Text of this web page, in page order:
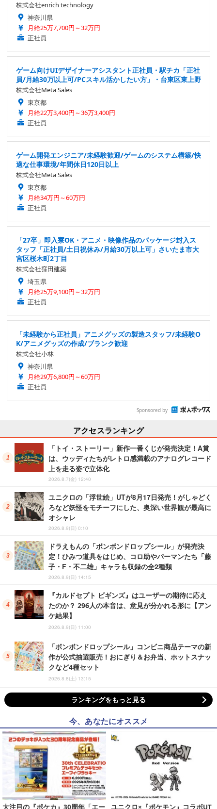
株式会社enrich technology
神奈川県
月給25万7,700円～32万円
正社員
ゲーム向けUIデザイナーアシスタント正社員・駅チカ「正社
員/月給30万以上可/PCスキル活かしたい方」・台東区東上野
株式会社Meta Sales
東京都
月給22万3,400円～36万3,400円
正社員
ゲーム開発エンジニア/未経験歓迎/ゲームのシステム構築/快
適な仕事環境/年間休日120日以上
株式会社Meta Sales
東京都
月給34万円～60万円
正社員
「27卒」即入寮OK・アニメ・映像作品のパッケージ封入ス
タッフ「正社員/土日祝休み/月給30万以上可」さいたま市大
宮区桜木町2丁目
株式会社窪田建築
埼玉県
月給25万9,100円～32万円
正社員
「未経験から正社員」アニメグッズの製造スタッフ/未経験O
K/アニメグッズの作成/ブランク歓迎
株式会社小林
神奈川県
月給29万6,800円～60万円
正社員
Sponsored by
アクセスランキング
「トイ・ストーリー」新作一番くじが発売決定！A賞
は、ウッディたちがレトロ感満載のアナログレコード
上を走る姿で立体化
2026.8.7(金) 12:40
ユニクロの「浮世絵」UTが8月17日発売！がしゃどく
ろなど妖怪をモチーフにした、奥深い世界観が最高に
オシャレ
2026.8.9(日) 0:10
ドラえもんの「ボンボンドロップシール」が発売決
定！ひみつ道具をはじめ、コロ助やパーマンたち「藤
子・F・不二雄」キャラも収録の全2種類
2026.8.9(日) 14:15
『カルドセプト ビギンズ』はユーザーの期待に応え
たのか？ 296人の本音は、意見が分かれる形に【アン
ケ結果】
2026.8.9(日) 11:00
「ボンボンドロップシール」コンビニ商品テーマの新
作が公式抽選販売！おにぎり＆お弁当、ホットスナッ
クなど4種セット
2026.8.8(土) 13:15
ランキングをもっと見る
今、あなたにオススメ
大注目の『ポケカ』30周年「エー ユニクロ×『ポケモン』コラボUT